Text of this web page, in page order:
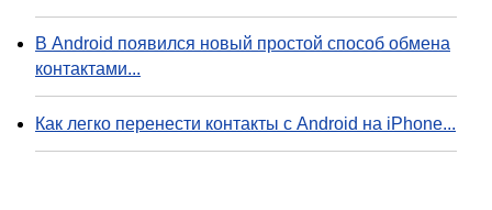
В Android появился новый простой способ обмена
контактами...
Как легко перенести контакты с Android на iPhone...